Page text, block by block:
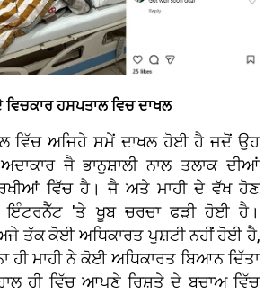
ਹਸਪਤਾਲ ਵਿਚ ਦਾਖਲ
ਵਿੱਚ ਅਜਿਹੇ ਸਮੇਂ ਦਾਖਲ ਹੋਈ ਹੈ ਜਦੋਂ ਉਹ
ਜੈ ਭਾਨੁਸ਼ਾਲੀ ਨਾਲ ਤਲਾਕ ਦੀਆਂ
ਵਿੱਚ ਹੈ। ਜੈ ਅਤੇ ਮਾਹੀ ਦੇ ਵੱਖ ਹੋਣ
ਇੰਟਰਨੈੱਟ 'ਤੇ ਖੂਬ ਚਰਚਾ ਫੜੀ ਹੋਈ ਹੈ।
ਅਜੇ ਤੱਕ ਕੋਈ ਅਧਿਕਾਰਤ ਪੁਸ਼ਟੀ ਨਹੀਂ ਹੋਈ ਹੈ,
ਹੀ ਮਾਹੀ ਨੇ ਕੋਈ ਅਧਿਕਾਰਤ ਬਿਆਨ ਦਿੱਤਾ
ਹੀ ਵਿੱਚ ਆਪਣੇ ਰਿਸ਼ਤੇ ਦੇ ਬਚਾਅ ਵਿੱਚ